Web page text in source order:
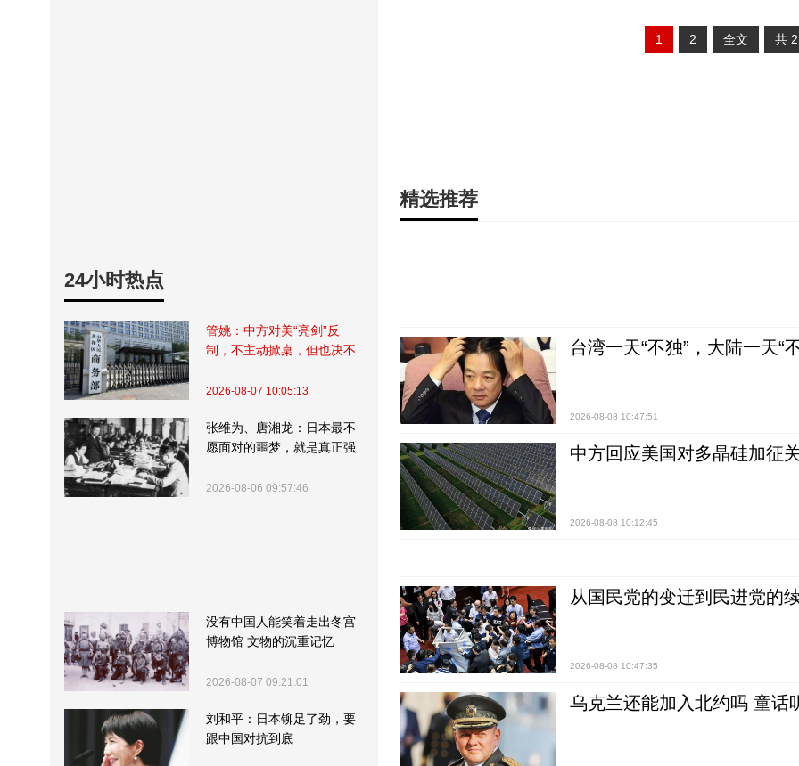
24小时热点
管姚：中方对美“亮剑”反
制，不主动掀桌，但也决不
2026-08-07 10:05:13
张维为、唐湘龙：日本最不
愿面对的噩梦，就是真正强
2026-08-06 09:57:46
没有中国人能笑着走出冬宫
博物馆 文物的沉重记忆
2026-08-07 09:21:01
刘和平：日本铆足了劲，要
跟中国对抗到底
1 2 全文 共 2
精选推荐
台湾一天“不独”，大陆一天“
2026-08-08 10:47:51
中方回应美国对多晶硅加征
2026-08-08 10:12:45
从国民党的变迁到民进党的
2026-08-08 10:47:35
乌克兰还能加入北约吗 童话